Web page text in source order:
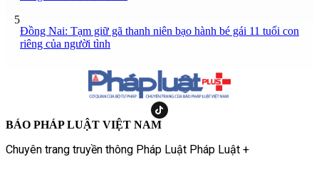
5
Đồng Nai: Tạm giữ gã thanh niên bạo hành bé gái 11 tuổi con
riêng của người tình
BÁO PHÁP LUẬT VIỆT NAM
Chuyên trang truyền thông Pháp Luật Pháp Luật +